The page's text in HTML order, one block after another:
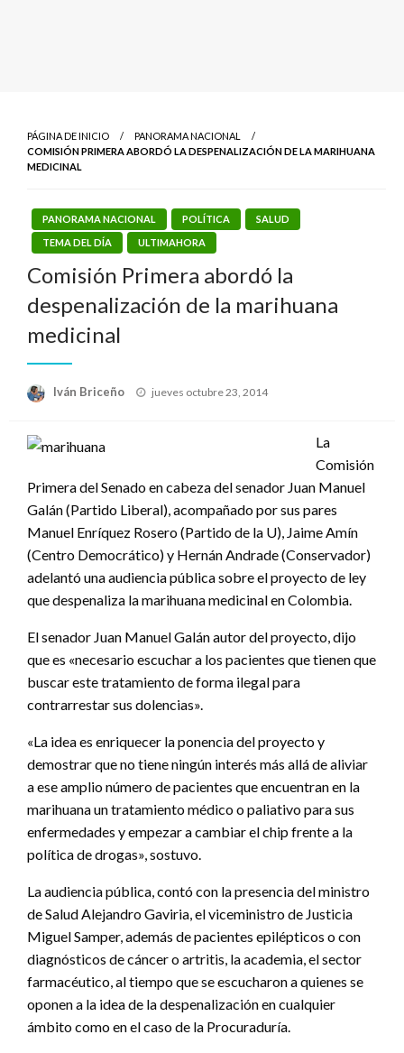
PÁGINA DE INICIO
PANORAMA NACIONAL
COMISIÓN PRIMERA ABORDÓ LA DESPENALIZACIÓN DE LA MARIHUANA
MEDICINAL
PANORAMA NACIONAL POLÍTICA
SALUD
TEMA DEL DÍA
ULTIMAHORA
Comisión Primera abordó la
despenalización de la marihuana
medicinal
Iván Briceño
Publicado
jueves octubre 23, 2014
La
Comisión
Primera del Senado en cabeza del senador Juan Manuel
Galán (Partido Liberal), acompañado por sus pares
Manuel Enríquez Rosero (Partido de la U), Jaime Amín
(Centro Democrático) y Hernán Andrade (Conservador)
adelantó una audiencia pública sobre el proyecto de ley
que despenaliza la marihuana medicinal en Colombia.
El senador Juan Manuel Galán autor del proyecto, dijo
que es «necesario escuchar a los pacientes que tienen que
buscar este tratamiento de forma ilegal para
contrarrestar sus dolencias».
«La idea es enriquecer la ponencia del proyecto y
demostrar que no tiene ningún interés más allá de aliviar
a ese amplio número de pacientes que encuentran en la
marihuana un tratamiento médico o paliativo para sus
enfermedades y empezar a cambiar el chip frente a la
política de drogas», sostuvo.
La audiencia pública, contó con la presencia del ministro
de Salud Alejandro Gaviria, el viceministro de Justicia
Miguel Samper, además de pacientes epilépticos o con
diagnósticos de cáncer o artritis, la academia, el sector
farmacéutico, al tiempo que se escucharon a quienes se
oponen a la idea de la despenalización en cualquier
ámbito como en el caso de la Procuraduría.